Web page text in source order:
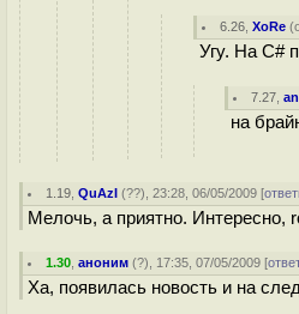
6.26 ,XoRe (
Угу. На C#
7.27 ,
на
1.19 ,QuAzI (??), 23:28, 06/05/2009 [
Мелочь, а приятно. Интересно,
1.30 ,аноним (?), 17:35, 07/05/2009 [
Ха, появилась новость и на